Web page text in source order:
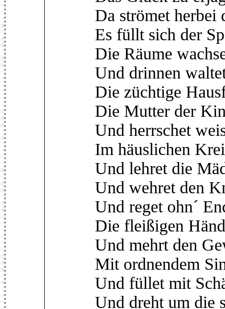
Da strömet herbei
Es füllt sich der
Die Räume
Und drinnen
Die züchtige
Die Mutter der
Und herrschet
Im häuslichen
Und lehret die
Und wehret den
Und reget ohn´
Die fleißigen
Und mehrt den
Mit ordnendem
Und füllet mit
Und dreht um die